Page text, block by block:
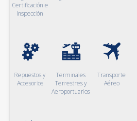
Certificación e
Inspección
Repuestos y
Accesorios
Terminales
Terrestres y
Aeroportuarios
Transporte
Aéreo